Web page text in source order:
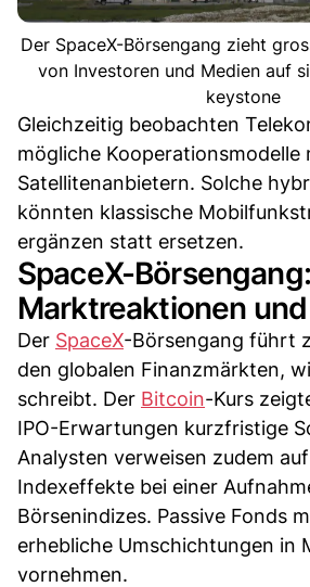
Der SpaceX-Börsengang zieht
von Investoren und Medien auf
keystone
Gleichzeitig beobachten
mögliche Kooperationsmodelle
Satellitenanbietern. Solche
könnten klassische
ergänzen statt ersetzen.
SpaceX-Börsengang:
Marktreaktionen
Der SpaceX-Börsengang führt
den globalen Finanzmärkten,
schreibt. Der Bitcoin-Kurs
IPO-Erwartungen kurzfristige
Analysten verweisen zudem
Indexeffekte bei einer
Börsenindizes. Passive Fonds
erhebliche Umschichtungen in
vornehmen.